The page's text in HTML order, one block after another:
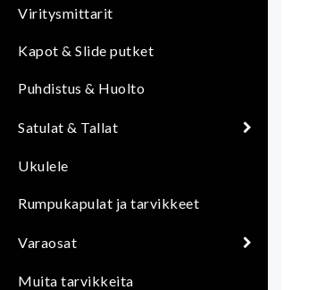
Viritysmittarit
Kapot & Slide putket
Puhdistus & Huolto
Satulat & Tallat
Ukulele
Rumpukapulat ja tarvikkeet
Varaosat
Muita tarvikkeita